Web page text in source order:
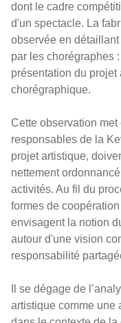
dont le cadre
d'un spectacle. La
observée en
par les chorégraphes
présentation du
chorégraphique.
Cette observation
responsables de la
projet artistique,
nettement
activités. Au fil du
formes de
envisagent la notion
autour d'une vision
responsabilité
Il se dégage de
artistique comme une